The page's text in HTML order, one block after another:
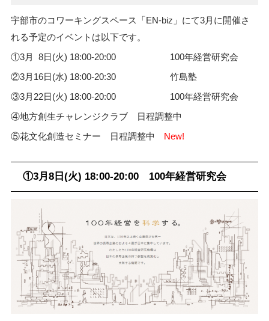
宇部市のコワーキングスペース「EN-biz」にて3月に開催さ
れる予定のイベントは以下です。
①3月 8日(火) 18:00-20:00 100年経営研究会
②3月16日(水) 18:00-20:30 竹島塾
③3月22日(火) 18:00-20:00 100年経営研究会
④地方創生チャレンジクラブ 日程調整中
⑤花文化創造セミナー 日程調整中 New!
①3月8日(火) 18:00-20:00 100年経営研究会